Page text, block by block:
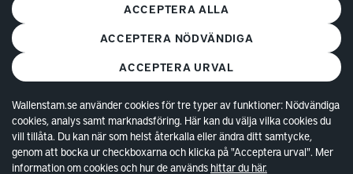
ACCEPTERA ALLA
ACCEPTERA NÖDVÄNDIGA
ACCEPTERA URVAL
Wallenstam.se använder cookies för tre typer av funktioner: Nödvändiga
cookies, analys samt marknadsföring. Här kan du välja vilka cookies du
vill tillåta. Du kan när som helst återkalla eller ändra ditt samtycke,
genom att bocka ur checkboxarna och klicka på "Acceptera urval". Mer
information om cookies och hur de används hittar du här.
Kundservice
Göteborg